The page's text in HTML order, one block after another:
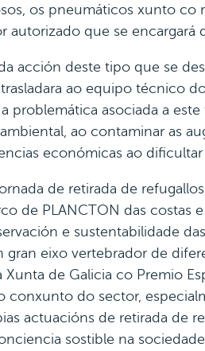
os pneumáticos xunto
autorizado que se encargará
acción deste tipo que se
ao equipo técnico
problemática asociada a
ao contaminar as
económicas ao
de retirada de
de PLANCTON das costas
e sustentabilidade
gran eixo vertebrador de
de Galicia co Premio
conxunto do sector,
actuacións de retirada de
sostible na